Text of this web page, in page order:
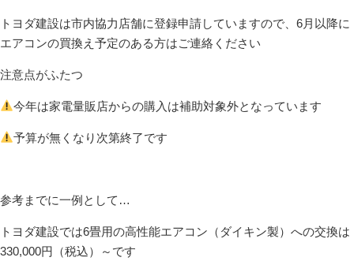
トヨダ建設は市内協力店舗に登録申請していますので、6月以降に
エアコンの買換え予定のある方はご連絡ください
注意点がふたつ
今年は家電量販店からの購入は補助対象外となっています
予算が無くなり次第終了です
参考までに一例として…
トヨダ建設では6畳用の高性能エアコン（ダイキン製）への交換は
330,000円（税込）～です